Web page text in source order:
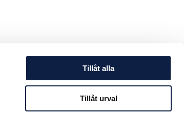
Tillåt alla
Tillåt urval